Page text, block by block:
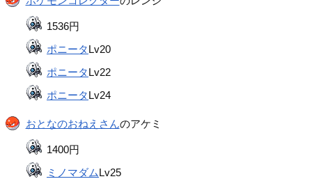
1536円
ポニータLv20
ポニータLv22
ポニータLv24
おとなのおねえさんのアケミ
1400円
ミノマダムLv25